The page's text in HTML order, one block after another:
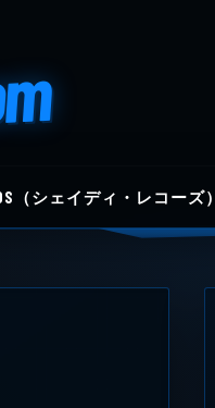
（シェイディ・レコーズ）